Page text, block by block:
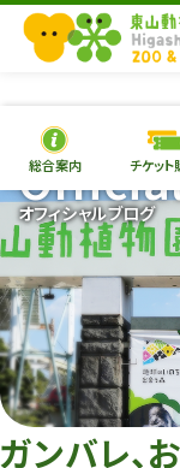
総合案内 チケット
オフィシャルブログ
ガンバレ、